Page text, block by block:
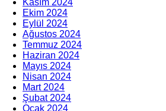
Kasım 2024
Ekim 2024
Eylül 2024
Ağustos 2024
Temmuz 2024
Haziran 2024
Mayıs 2024
Nisan 2024
Mart 2024
Şubat 2024
Ocak 2024